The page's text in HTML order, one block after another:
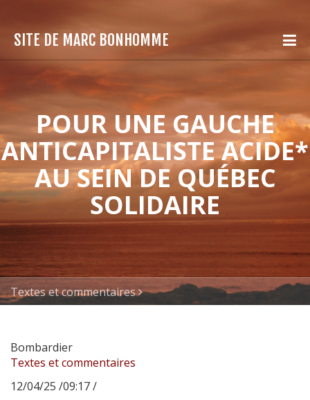
SITE DE MARC BONHOMME
POUR UNE GAUCHE
ANTICAPITALISTE ACIDE*
AU SEIN DE QUÉBEC
SOLIDAIRE
Textes et commentaires
Bombardier
Textes et commentaires
12/04/25 /09:17 /